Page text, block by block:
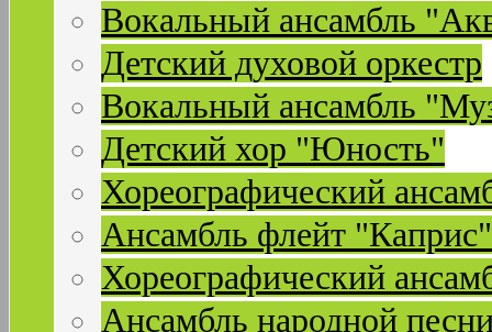
Вокальный ансамбль
Детский духовой оркестр
Вокальный ансамбль
Детский хор "Юность"
Хореографический
Ансамбль флейт "Каприс"
Хореографический
Ансамбль народной